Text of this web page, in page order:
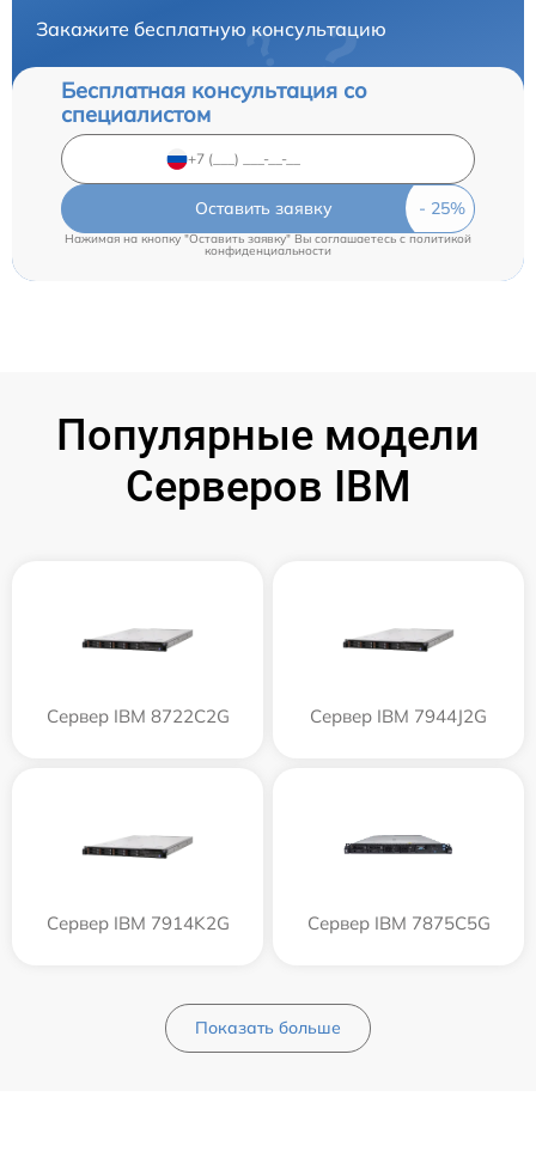
Закажите бесплатную консультацию
Бесплатная консультация со
специалистом
Оставить заявку
Нажимая на кнопку "Оставить заявку" Вы соглашаетесь cполитикой
конфиденциальности
Популярные модели
Серверов IBM
Сервер IBM 8722C2G Сервер IBM 7944J2G
Сервер IBM 7914K2G Сервер IBM 7875C5G
Показать больше